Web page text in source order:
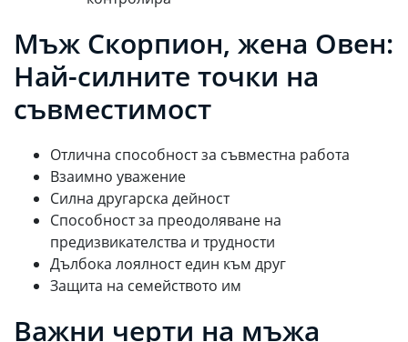
Мъж Скорпион, жена Овен:
Най-силните точки на
съвместимост
Отлична способност за съвместна работа
Взаимно уважение
Силна другарска дейност
Способност за преодоляване на
предизвикателства и трудности
Дълбока лоялност един към друг
Защита на семейството им
Важни черти на мъжа